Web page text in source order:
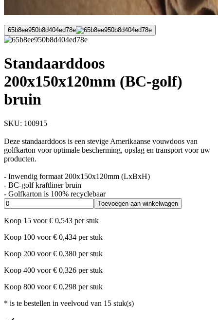
65b8ee950b8d404ed78e
Standaarddoos
200x150x120mm (BC-golf)
bruin
SKU: 100915
Deze standaarddoos is een stevige Amerikaanse vouwdoos van
golfkarton voor optimale bescherming, opslag en transport voor uw
producten.
- Inwendig formaat 200x150x120mm (LxBxH)
- BC-golf kraftliner bruin
- Golfkarton is 100% recyclebaar
Toevoegen aan winkelwagen
Koop 15 voor € 0,543 per stuk
Koop 100 voor € 0,434 per stuk
Koop 200 voor € 0,380 per stuk
Koop 400 voor € 0,326 per stuk
Koop 800 voor € 0,298 per stuk
* is te bestellen in veelvoud van 15 stuk(s)